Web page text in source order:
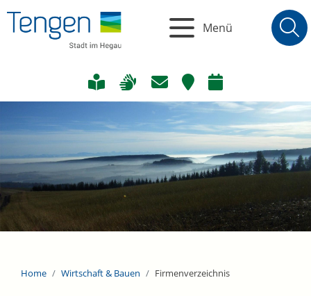
Menü
Home Wirtschaft & Bauen Firmenverzeichnis